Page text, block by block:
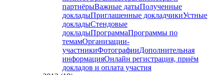
партнёрыВажные датыПолученные
докладыПриглашенные докладчикиУстные
докладыСтендовые
докладыПрограммаПрограммы по
темамОрганизации-
участникиФотографииДополнительная
информацияОнлайн регистрация, приём
докладов и оплата участия